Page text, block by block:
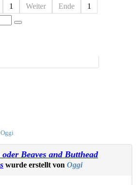
1 Weiter Ende 1
Oggi
Beaves and Butthead
wurde erstellt von Oggi